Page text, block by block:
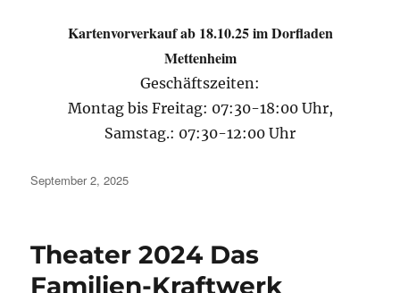
Kartenvorverkauf ab 18.10.25 im Dorfladen
Mettenheim
Geschäftszeiten:
Montag bis Freitag: 07:30-18:00 Uhr,
Samstag.: 07:30-12:00 Uhr
Veröffentlicht
September 2, 2025
Theater 2024 Das
Familien-Kraftwerk